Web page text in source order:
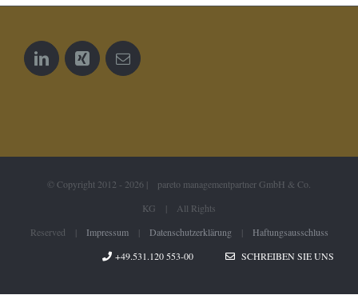
© Copyright 2012 - 2026 | pareto managementpartner GmbH & Co.
KG | All Rights
Reserved | Impressum| Datenschutzerklärung| Haftungsausschluss
+49.531.120 553-00
SCHREIBEN SIE UNS